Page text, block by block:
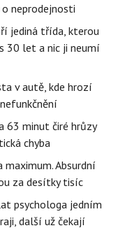
neprodejnosti
jediná třída, kterou
30 let a nic ji neumí
v autě, kde hrozí
63 minut čiré hrůzy
chyba
Absurdní
za desítky tisíc
psychologa jedním
další už čekají